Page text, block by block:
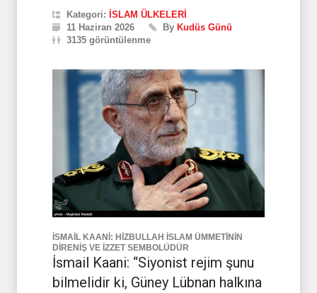
Kategori: İSLAM ÜLKELERİ
11 Haziran 2026
By Kudüs Günü
3135 görüntülenme
İSMAİL KAANİ: HİZBULLAH İSLAM ÜMMETİNİN
DİRENİŞ VE İZZET SEMBOLÜDÜR
İsmail Kaani: “Siyonist rejim şunu
bilmelidir ki, Güney Lübnan halkına